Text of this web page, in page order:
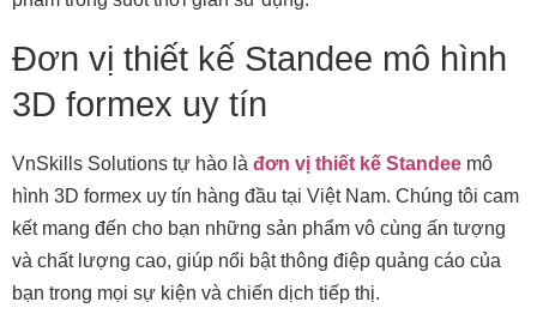
Đơn vị thiết kế Standee mô hình
3D formex uy tín
VnSkills Solutions tự hào là đơn vị thiết kế Standee mô
hình 3D formex uy tín hàng đầu tại Việt Nam. Chúng tôi cam
kết mang đến cho bạn những sản phẩm vô cùng ấn tượng
và chất lượng cao, giúp nổi bật thông điệp quảng cáo của
bạn trong mọi sự kiện và chiến dịch tiếp thị.